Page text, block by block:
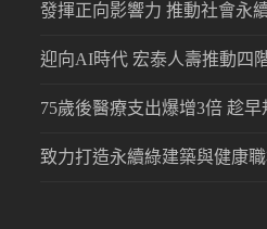
發揮正向影響力 推動社會永
迎向AI時代 宏泰人壽推動四
75歲後醫療支出爆增3倍 趁早
致力打造永續綠建築與健康